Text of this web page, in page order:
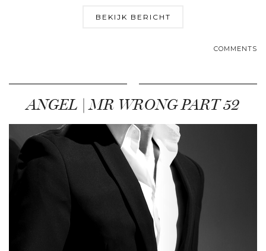
BEKIJK BERICHT
COMMENTS
ANGEL | MR WRONG PART 52